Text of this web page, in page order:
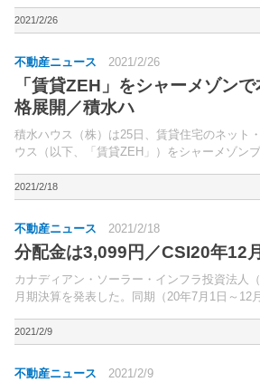
に必要な電力を100％再生可能エネルギー（再...
2021/2/26
不動産ニュース 2021/2/26
「賃貸ZEH」をシャーメゾンで
格展開／積水ハ
積水ハウス（株）は25日、賃貸住宅のネット
ウス（以下、「賃貸ZEH」）をシャーメゾン
らげ、年間を通して住まい手の快適な暮らしを
2021/2/18
不動産ニュース 2021/2/18
分配金は3,099円／CSI20年12
カナディアン・ソーラー・インフラ投資法人
月期決算を発表した。同期（20年7月1日～12
経常利益7億1,7...
2021/2/9
不動産ニュース 2021/2/9